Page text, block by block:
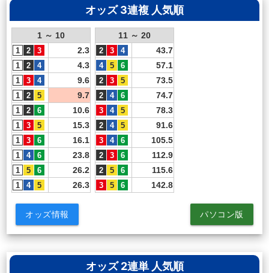
オッズ 3連複 人気順
1 ～ 10
2.3
4.3
9.6
9.7
10.6
15.3
16.1
23.8
26.2
26.3
11 ～ 20
43.7
57.1
73.5
74.7
78.3
91.6
105.5
112.9
115.6
142.8
オッズ情報 パソコン版
オッズ 2連単 人気順